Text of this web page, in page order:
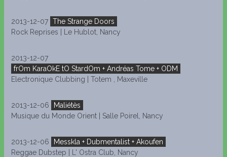
2013-12-07 The Strange Doors
Rock Reprises | Le Hublot, Nancy
2013-12-07
frOm KaraOkE tO StardOm + Andréas Tome + ODM
Electronique Clubbing | Totem , Maxeville
2013-12-06
Maliétès
Musique du Monde Orient | Salle Poirel, Nancy
2013-12-06
Messkla + Dubmentalist + Akoufen
Reggae Dubstep | L' Ostra Club, Nancy